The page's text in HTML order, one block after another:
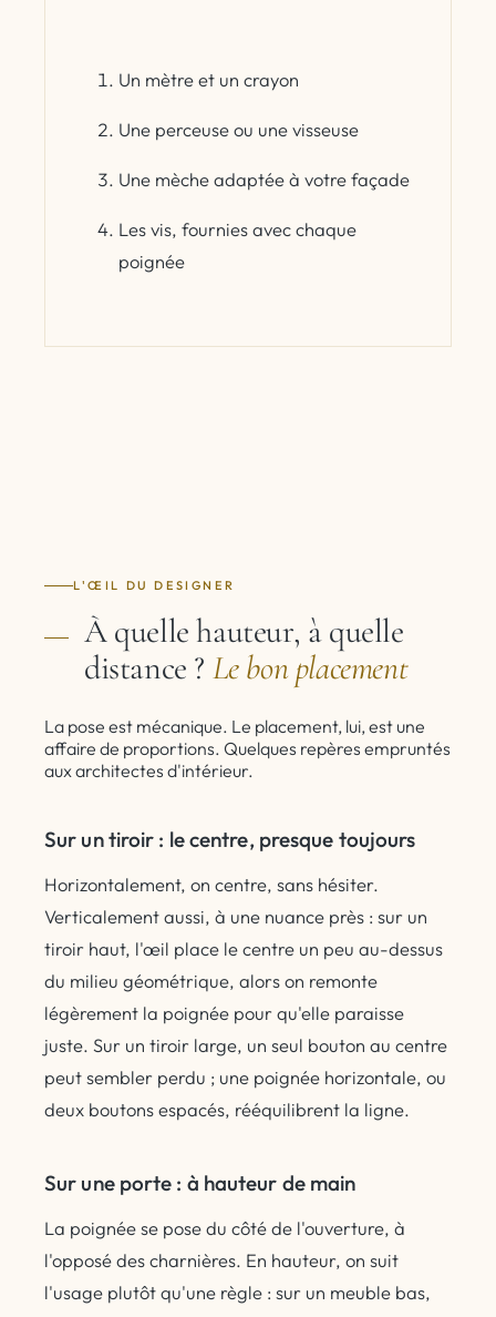
Un mètre et un crayon
Une perceuse ou une visseuse
Une mèche adaptée à votre façade
Les vis, fournies avec chaque
poignée
L'ŒIL DU DESIGNER
À quelle hauteur, à quelle
distance ? Le bon placement
La pose est mécanique. Le placement, lui, est une
affaire de proportions. Quelques repères empruntés
aux architectes d'intérieur.
Sur un tiroir : le centre, presque toujours
Horizontalement, on centre, sans hésiter.
Verticalement aussi, à une nuance près : sur un
tiroir haut, l'œil place le centre un peu au-dessus
du milieu géométrique, alors on remonte
légèrement la poignée pour qu'elle paraisse
juste. Sur un tiroir large, un seul bouton au centre
peut sembler perdu ; une poignée horizontale, ou
deux boutons espacés, rééquilibrent la ligne.
Sur une porte : à hauteur de main
La poignée se pose du côté de l'ouverture, à
l'opposé des charnières. En hauteur, on suit
l'usage plutôt qu'une règle : sur un meuble bas,